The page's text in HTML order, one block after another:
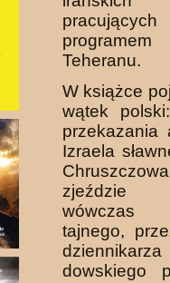
programem
Teheranu.
W książce
wątek
przekazania
Izraela
zjeździe
tajnego,
dowskiego